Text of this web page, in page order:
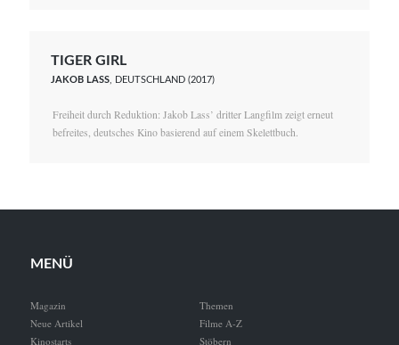
TIGER GIRL
JAKOB LASS , DEUTSCHLAND (2017)
Freiheit durch Reduktion: Jakob Lass’ dritter Langfilm zeigt erneut
befreites, deutsches Kino basierend auf einem Skelettbuch.
MENÜ
Magazin
Neue Artikel
Kinostarts
Themen
Filme A-Z
Stöbern